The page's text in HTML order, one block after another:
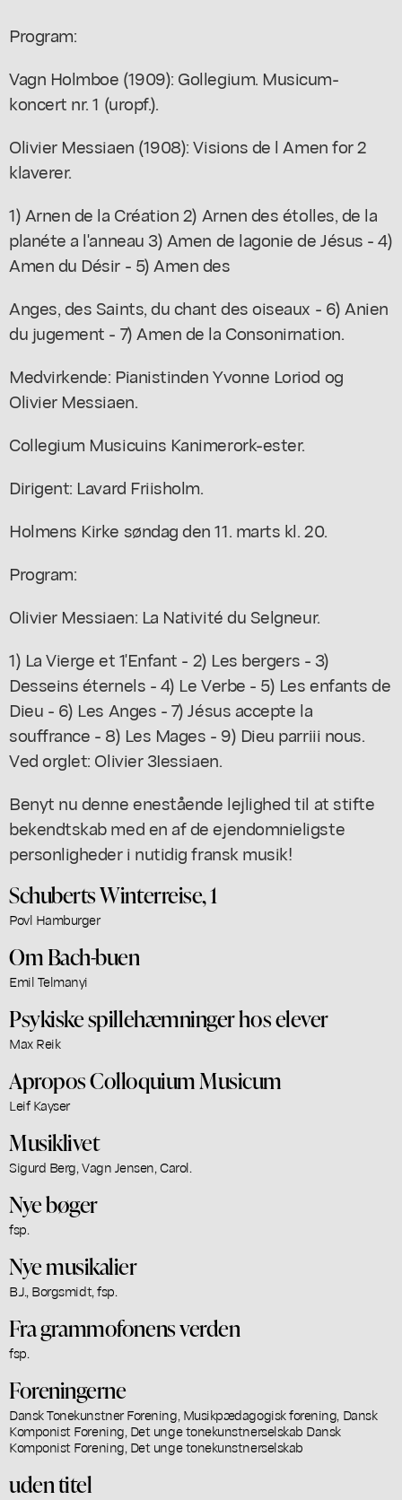
Program:
Vagn Holmboe (1909): Gollegium. Musicum-
koncert nr. 1 (uropf.).
Olivier Messiaen (1908): Visions de l Amen for 2
klaverer.
1) Arnen de la Création 2) Arnen des étolles, de la
planéte a l'anneau 3) Amen de lagonie de Jésus - 4)
Amen du Désir - 5) Amen des
Anges, des Saints, du chant des oiseaux - 6) Anien
du jugement - 7) Amen de la Consonirnation.
Medvirkende: Pianistinden Yvonne Loriod og
Olivier Messiaen.
Collegium Musicuins Kanimerork-ester.
Dirigent: Lavard Friisholm.
Holmens Kirke søndag den 11. marts kl. 20.
Program:
Olivier Messiaen: La Nativité du Selgneur.
1) La Vierge et 1'Enfant - 2) Les bergers - 3)
Desseins éternels - 4) Le Verbe - 5) Les enfants de
Dieu - 6) Les Anges - 7) Jésus accepte la
souffrance - 8) Les Mages - 9) Dieu parriii nous.
Ved orglet: Olivier 3Iessiaen.
Benyt nu denne enestående lejlighed til at stifte
bekendtskab med en af de ejendomnieligste
personligheder i nutidig fransk musik!
Schuberts Winterreise, 1
Povl Hamburger
Om Bach-buen
Emil Telmanyi
Psykiske spillehæmninger hos elever
Max Reik
Apropos Colloquium Musicum
Leif Kayser
Musiklivet
Sigurd Berg, Vagn Jensen, Carol.
Nye bøger
fsp.
Nye musikalier
B.J., Borgsmidt, fsp.
Fra grammofonens verden
fsp.
Foreningerne
Dansk Tonekunstner Forening, Musikpædagogisk forening, Dansk
Komponist Forening, Det unge tonekunstnerselskab Dansk
Komponist Forening, Det unge tonekunstnerselskab
uden titel